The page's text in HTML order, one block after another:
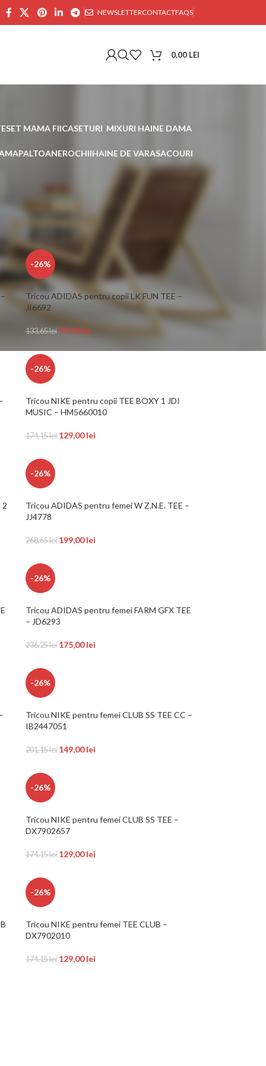
NEWSLETTERCONTACTFAQS
0,00 LEI
SET MAMA FIICASETURI  MIXURI HAINE DAMA
PALTOANEROCHIIHAINE DE VARASACOURI
-26%
Tricou ADIDAS pentru copii LK FUN TEE –
JI6692
133,65lei 99,00lei
-26%
Tricou NIKE pentru copii TEE BOXY 1 JDI
MUSIC – HM5660010
174,15lei 129,00lei
2
-26%
Tricou ADIDAS pentru femei W Z.N.E. TEE –
JJ4778
268,65lei 199,00lei
-26%
Tricou ADIDAS pentru femei FARM GFX TEE
– JD6293
236,25lei 175,00lei
-26%
Tricou NIKE pentru femei CLUB SS TEE CC –
IB2447051
201,15lei 149,00lei
-26%
Tricou NIKE pentru femei CLUB SS TEE –
DX7902657
174,15lei 129,00lei
-26%
Tricou NIKE pentru femei TEE CLUB –
DX7902010
174,15lei 129,00lei